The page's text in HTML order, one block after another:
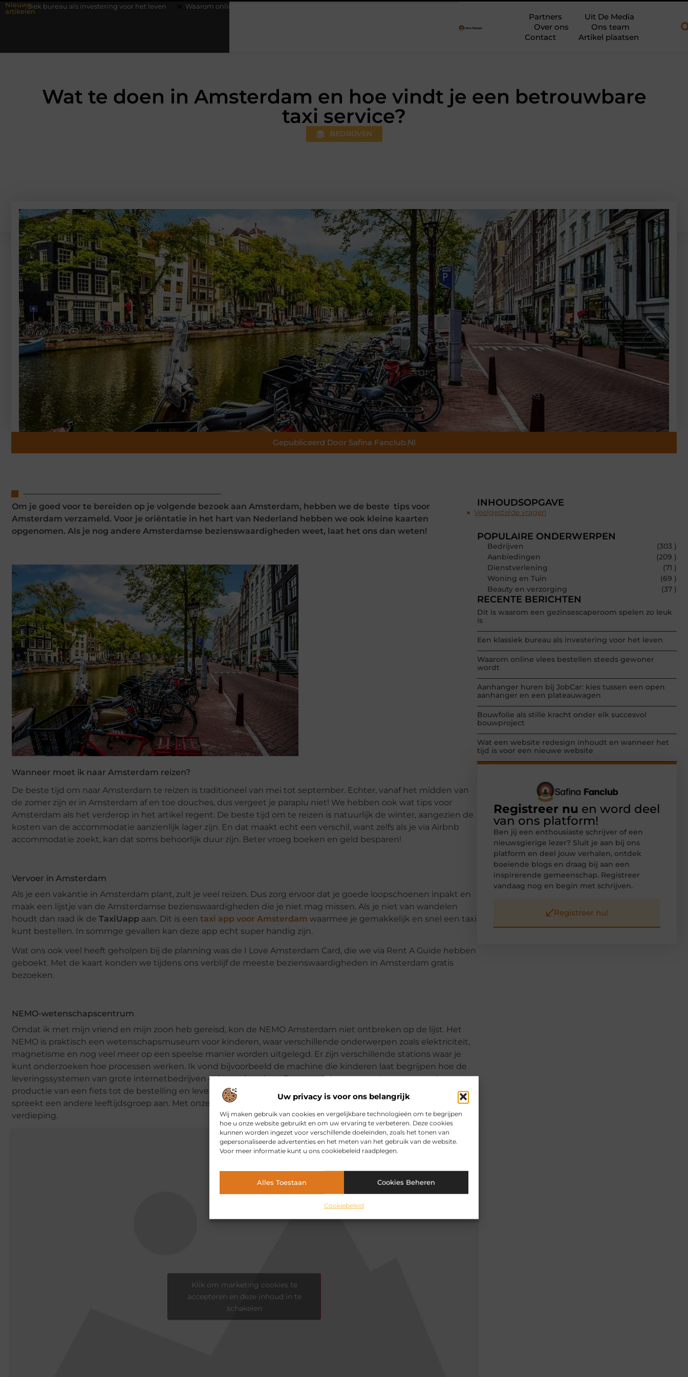
Uw privacy is voor ons belangrijk
Wij maken gebruik van cookies en vergelijkbare technologieën om te begrijpen
hoe u onze website gebruikt en om uw ervaring te verbeteren. Deze cookies
kunnen worden ingezet voor verschillende doeleinden, zoals het tonen van
gepersonaliseerde advertenties en het meten van het gebruik van de website.
Voor meer informatie kunt u ons cookiebeleid raadplegen.
Alles Toestaan Cookies Beheren
Cookiebeleid
Nieuwe
artikelen
investering voor het leven Waarom online vlees bestellen steeds gewoner wordt
Partners
Uit De Media
Over ons
Ons team
Contact
Artikel plaatsen
Wat te doen in Amsterdam en hoe vindt je een betrouwbare
taxi service?
BEDRIJVEN
Gepubliceerd Door Safina Fanclub.nl
Om je goed voor te bereiden op je volgende bezoek aan Amsterdam, hebben we de beste tips voor
Amsterdam verzameld. Voor je oriëntatie in het hart van Nederland hebben we ook kleine kaarten
opgenomen. Als je nog andere Amsterdamse bezienswaardigheden weet, laat het ons dan weten!
Wanneer moet ik naar Amsterdam reizen?
De beste tijd om naar Amsterdam te reizen is traditioneel van mei tot september. Echter, vanaf het midden van
de zomer zijn er in Amsterdam af en toe douches, dus vergeet je paraplu niet! We hebben ook wat tips voor
Amsterdam als het verderop in het artikel regent. De beste tijd om te reizen is natuurlijk de winter, aangezien de
kosten van de accommodatie aanzienlijk lager zijn. En dat maakt echt een verschil, want zelfs als je via Airbnb
accommodatie zoekt, kan dat soms behoorlijk duur zijn. Beter vroeg boeken en geld besparen!
Vervoer in Amsterdam
Als je een vakantie in Amsterdam plant, zult je veel reizen. Dus zorg ervoor dat je goede loopschoenen inpakt en
maak een lijstje van de Amsterdamse bezienswaardigheden die je niet mag missen. Als je niet van wandelen
houdt dan raad ik de TaxiUapp aan. Dit is een taxi app voor Amsterdam waarmee je gemakkelijk en snel een taxi
kunt bestellen. In sommge gevallen kan deze app echt super handig zijn.
Wat ons ook veel heeft geholpen bij de planning was de I Love Amsterdam Card, die we via Rent A Guide hebben
geboekt. Met de kaart konden we tijdens ons verblijf de meeste bezienswaardigheden in Amsterdam gratis
bezoeken.
NEMO-wetenschapscentrum
Omdat ik met mijn vriend en mijn zoon heb gereisd, kon de NEMO Amsterdam niet ontbreken op de lijst. Het
NEMO is praktisch een wetenschapsmuseum voor kinderen, waar verschillende onderwerpen zoals elektriciteit,
magnetisme en nog veel meer op een speelse manier worden uitgelegd. Er zijn verschillende stations waar je
kunt onderzoeken hoe processen werken. Ik vond bijvoorbeeld de machine die kinderen laat begrijpen hoe de
leveringssystemen van grote internetbedrijven echt cool werken. Dus wat gebeurt er onderweg – van de
productie van een fiets tot de bestelling en levering van de klant. Superspannend! Elke verdieping van NEMO
spreekt een andere leeftijdsgroep aan. Met onze drie jaar oud waren we voornamelijk op de eerste en tweede
verdieping.
Klik om marketing cookies te
accepteren en deze inhoud in te
schakelen
INHOUDSOPGAVE
Veelgestelde vragen
POPULAIRE ONDERWERPEN
Bedrijven
(303 )
Aanbiedingen
(209 )
Dienstverlening
(71 )
Woning en Tuin
(69 )
Beauty en verzorging
(37 )
RECENTE BERICHTEN
Dit is waarom een gezinsescaperoom spelen zo leuk
is
Een klassiek bureau als investering voor het leven
Waarom online vlees bestellen steeds gewoner
wordt
Aanhanger huren bij JobCar: kies tussen een open
aanhanger en een plateauwagen
Bouwfolie als stille kracht onder elk succesvol
bouwproject
Wat een website redesign inhoudt en wanneer het
tijd is voor een nieuwe website
Registreer nu en word deel
van ons platform!
Ben jij een enthousiaste schrijver of een
nieuwsgierige lezer? Sluit je aan bij ons
platform en deel jouw verhalen, ontdek
boeiende blogs en draag bij aan een
inspirerende gemeenschap. Registreer
vandaag nog en begin met schrijven.
Registreer nu!